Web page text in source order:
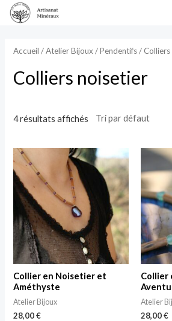
Aller
Accueil /Atelier Bijoux /Pendentifs/
Colliers noisetier
4 résultats affichés
Collier en Noisetier et
Améthyste
Atelier Bijoux
28,00€
Collier
Atelier
28,00€